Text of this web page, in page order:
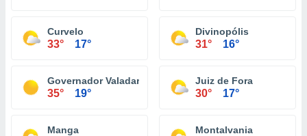
Curvelo
33° 17°
Divinopólis
31° 16°
Governador Valadares
35° 19°
Juiz de Fora
30° 17°
Manga Montalvania